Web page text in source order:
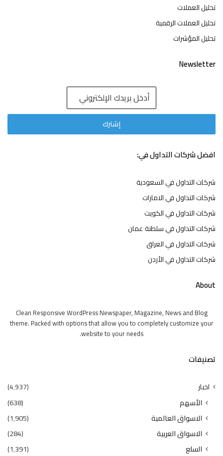
تحليل العملات
تحليل العملات الرقمية
تحليل المؤشرات
Newsletter
افضل شركات التداول في:
شركات التداول في السعودية
شركات التداول في الامارات
شركات التداول في الكويت
شركات التداول في سلطنة عمان
شركات التداول في العراق
شركات التداول في الأردن
About
Clean Responsive WordPress Newspaper, Magazine, News and Blog
theme. Packed with options that allow you to completely customize your
website to your needs.
تصنيفات
اخبار (4٬937)
الأسهم
(638)
الاسواق العالمية
(1٬905)
الاسواق العربية
(284)
السلع
(1٬391)